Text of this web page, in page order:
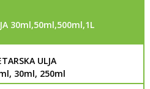
30ml,50ml,500ml,1L
ULJA
30ml, 250ml